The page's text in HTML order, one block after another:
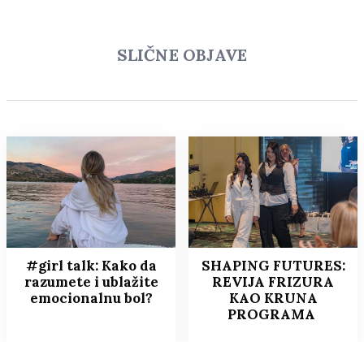
SLIČNE OBJAVE
#girl talk: Kako da
razumete i ublažite
emocionalnu bol?
SHAPING FUTURES:
REVIJA FRIZURA
KAO KRUNA
PROGRAMA